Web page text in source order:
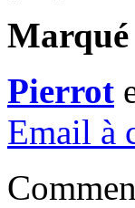
Marqué
Pierrot
Email à